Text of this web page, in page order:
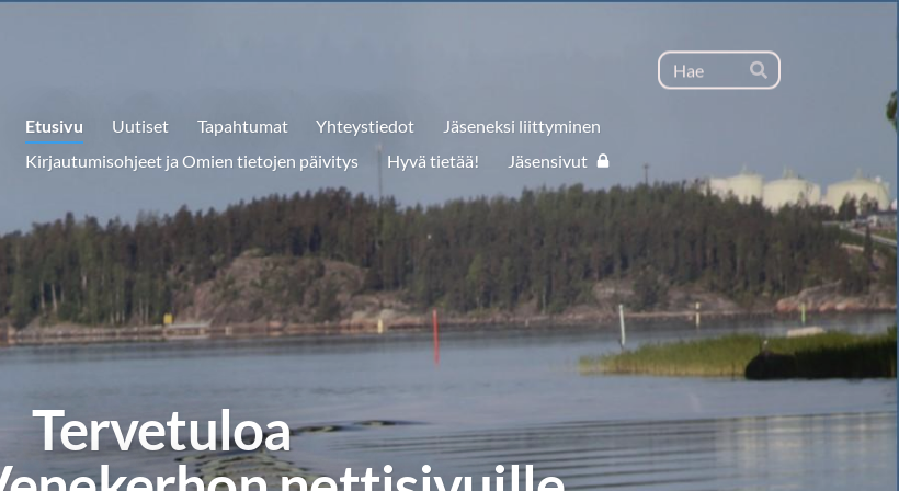
Haku
Hae
Etusivu Uutiset Tapahtumat Yhteystiedot
Jäseneksi liittyminen
Kirjautumisohjeet ja Omien tietojen päivitys
Hyvä tietää! Jäsensivut
Tervetuloa